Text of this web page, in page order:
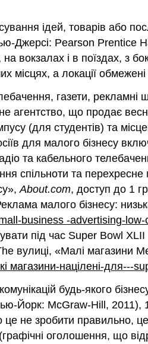
ідей, товарів або
Джерсі: Pearson Prentice
вокзалах і в поїздах, з
місцях, а локації
газети, рекламні
агентство, що продає
(для студентів) та
для малого бізнесу
та кабельного
спільноти та
About.com, доступ до 1
малого бізнесу:
business -advertising-
під час Super Bowl
вулиці, «Малі магазини
магазини-націлені-для---
будь-якого
Йорк: McGraw-Hill, 2011),
зробити правильно, це
(графічні оголошення, що